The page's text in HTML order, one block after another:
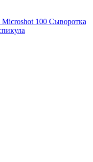
100 Сыворотка